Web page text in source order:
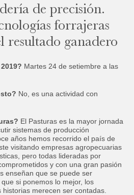
de precisión.
forrajeras
resultado ganadero
Martes 24 de setiembre a las
No, es una actividad con
El Pasturas es la mayor jornada
sistemas de producción
años hemos recorrido el país de
visitando empresas agropecuarias
pero todas lideradas por
y con una gran pasión
enseñan que se puede ser
si ponemos lo mejor, los
merecen ser contadas.